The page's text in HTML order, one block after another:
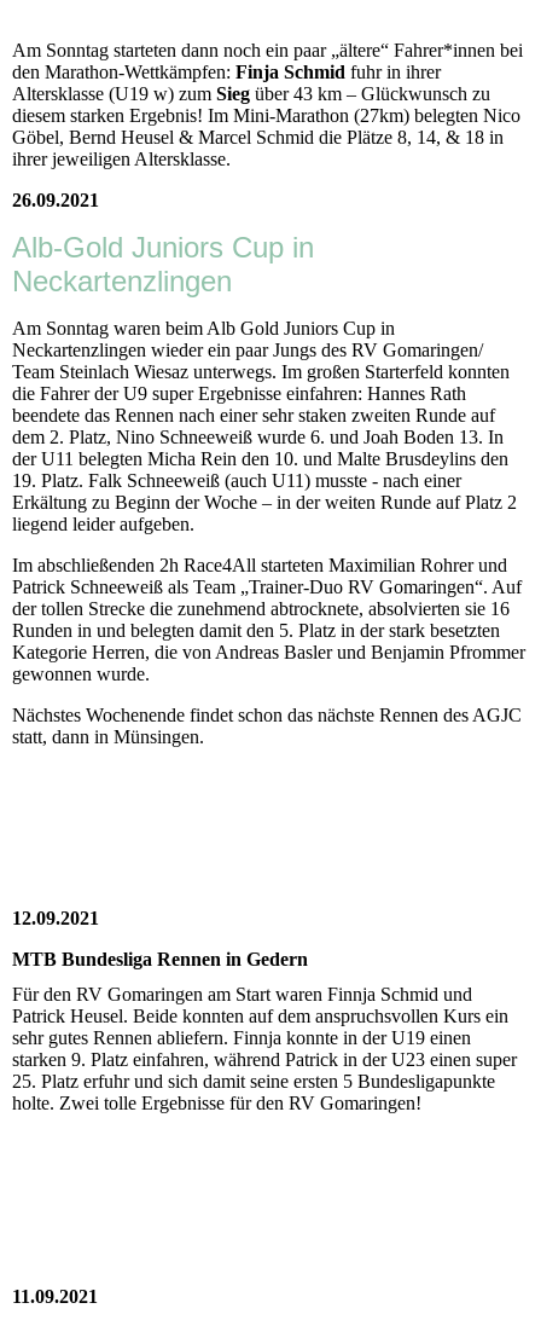
Am Sonntag starteten dann noch ein paar „ältere“ Fahrer*innen bei
den Marathon-Wettkämpfen: Finja Schmid fuhr in ihrer
Altersklasse (U19 w) zum Sieg über 43 km – Glückwunsch zu
diesem starken Ergebnis! Im Mini-Marathon (27km) belegten Nico
Göbel, Bernd Heusel & Marcel Schmid die Plätze 8, 14, & 18 in
ihrer jeweiligen Altersklasse.
26.09.2021
Alb-Gold Juniors Cup in
Neckartenzlingen
Am Sonntag waren beim Alb Gold Juniors Cup in
Neckartenzlingen wieder ein paar Jungs des RV Gomaringen/
Team Steinlach Wiesaz unterwegs. Im großen Starterfeld konnten
die Fahrer der U9 super Ergebnisse einfahren: Hannes Rath
beendete das Rennen nach einer sehr staken zweiten Runde auf
dem 2. Platz, Nino Schneeweiß wurde 6. und Joah Boden 13. In
der U11 belegten Micha Rein den 10. und Malte Brusdeylins den
19. Platz. Falk Schneeweiß (auch U11) musste - nach einer
Erkältung zu Beginn der Woche – in der weiten Runde auf Platz 2
liegend leider aufgeben.
Im abschließenden 2h Race4All starteten Maximilian Rohrer und
Patrick Schneeweiß als Team „Trainer-Duo RV Gomaringen“. Auf
der tollen Strecke die zunehmend abtrocknete, absolvierten sie 16
Runden in und belegten damit den 5. Platz in der stark besetzten
Kategorie Herren, die von Andreas Basler und Benjamin Pfrommer
gewonnen wurde.
Nächstes Wochenende findet schon das nächste Rennen des AGJC
statt, dann in Münsingen.
12.09.2021
MTB Bundesliga Rennen in Gedern
Für den RV Gomaringen am Start waren Finnja Schmid und
Patrick Heusel. Beide konnten auf dem anspruchsvollen Kurs ein
sehr gutes Rennen abliefern. Finnja konnte in der U19 einen
starken 9. Platz einfahren, während Patrick in der U23 einen super
25. Platz erfuhr und sich damit seine ersten 5 Bundesligapunkte
holte. Zwei tolle Ergebnisse für den RV Gomaringen!
11.09.2021